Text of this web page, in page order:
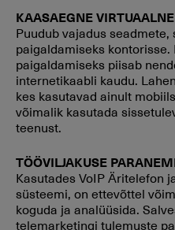
KAASAEGNE
Puudub vajadus
paigaldamiseks kontorisse.
paigaldamiseks piisab
internetikaabli kaudu.
kes kasutavad ainult
võimalik kasutada
teenust.
TÖÖVILJAKUSE
Kasutades VoIP Äritelefon
süsteemi, on ettevõttel
koguda ja analüüsida.
telemarketingi tulemuste